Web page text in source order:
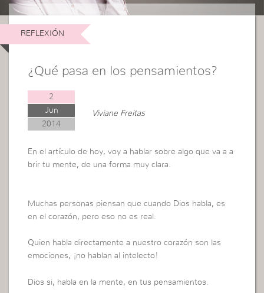
REFLEXIÓN
¿Qué pasa en los pensamientos?
2
Jun
2014
Viviane Freitas
En el artículo de hoy, voy a hablar sobre algo que va a a
brir tu mente, de una forma muy clara.
Muchas personas piensan que cuando Dios habla, es
en el corazón, pero eso no es real.
Quien habla directamente a nuestro corazón son las
emociones, ¡no hablan al intelecto!
Dios si, habla en la mente, en tus pensamientos.